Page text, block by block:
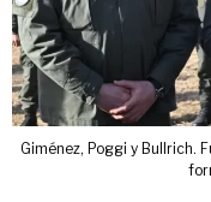
Giménez, Poggi y Bullrich.